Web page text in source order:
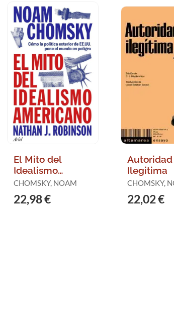
El Mito del
Idealismo
Americano
CHOMSKY, NOAM
22,98 €
Autoridad
Ilegitima
CHOMSKY,
22,02 €